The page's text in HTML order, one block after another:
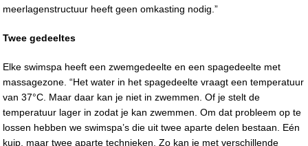
meerlagenstructuur heeft geen omkasting nodig.”
Twee gedeeltes
Elke swimspa heeft een zwemgedeelte en een spagedeelte met
massagezone. “Het water in het spagedeelte vraagt een temperatuur
van 37°C. Maar daar kan je niet in zwemmen. Of je stelt de
temperatuur lager in zodat je kan zwemmen. Om dat probleem op te
lossen hebben we swimspa’s die uit twee aparte delen bestaan. Eén
kuip, maar twee aparte technieken. Zo kan je met verschillende